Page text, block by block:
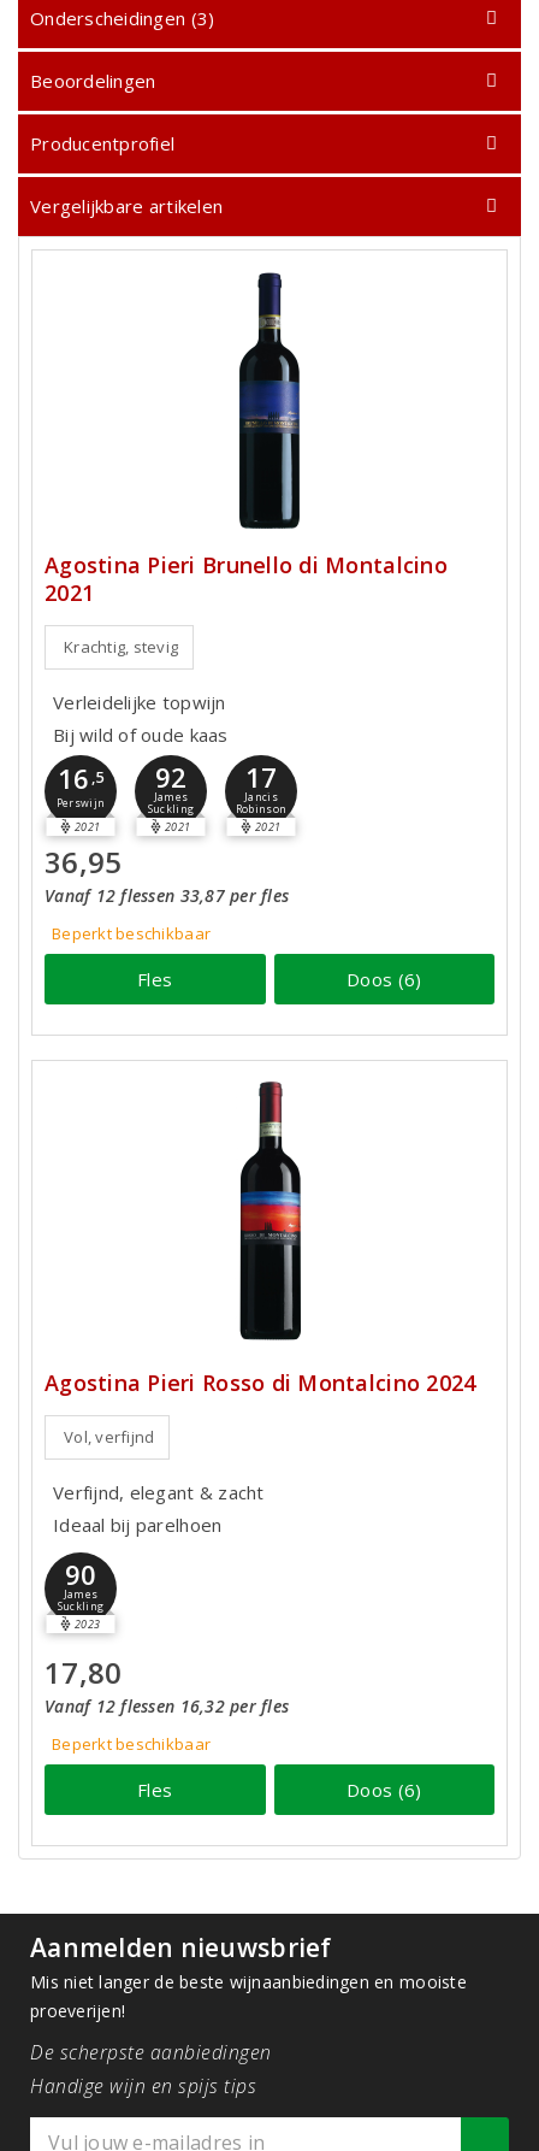
Onderscheidingen (3)
Beoordelingen
Producentprofiel
Vergelijkbare artikelen
Agostina Pieri Brunello di Montalcino
2021
Krachtig, stevig
Verleidelijke topwijn
Bij wild of oude kaas
16 ,5
Perswijn
2021
92
James
Suckling
2021
17
Jancis
Robinson
2021
36,95
Vanaf 12 flessen 33,87 per fles
Beperkt beschikbaar
Fles Doos (6)
Agostina Pieri Rosso di Montalcino 2024
Vol, verfijnd
Verfijnd, elegant & zacht
Ideaal bij parelhoen
90
James
Suckling
2023
17,80
Vanaf 12 flessen 16,32 per fles
Beperkt beschikbaar
Fles Doos (6)
Aanmelden nieuwsbrief
Mis niet langer de beste wijnaanbiedingen en mooiste
proeverijen!
De scherpste aanbiedingen
Handige wijn en spijs tips